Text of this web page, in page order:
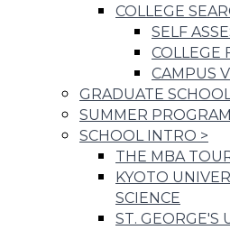
COLLEGE
SELF
COLLEGE
CAMPUS
GRADUATE
SUMMER
SCHOOL INTRO >
THE MBA
KYOTO
SCIENCE
ST. GEORGE'S